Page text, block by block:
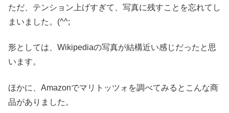
ただ、テンション上げすぎて、写真に残すことを忘れてし
まいました。(^^;
形としては、Wikipediaの写真が結構近い感じだったと思
います。
ほかに、Amazonでマリトッツォを調べてみるとこんな商
品がありました。